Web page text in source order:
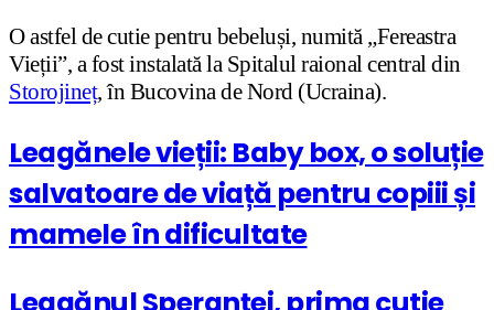
O astfel de cutie pentru bebeluși, numită „Fereastra
Vieții”, a fost instalată la Spitalul raional central din
Storojineț, în Bucovina de Nord (Ucraina).
Leagănele vieții: Baby box, o soluție
salvatoare de viață pentru copiii și
mamele în dificultate